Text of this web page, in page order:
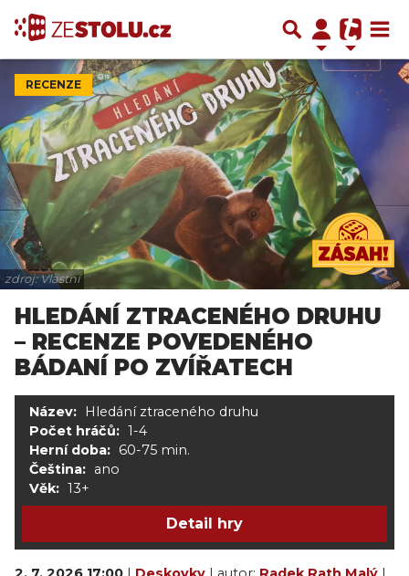
RECENZE
zdroj: Vlastní
HLEDÁNÍ ZTRACENÉHO DRUHU
– RECENZE POVEDENÉHO
BÁDANÍ PO ZVÍŘATECH
Název:
Hledání ztraceného druhu
Počet hráčů: 1-4
Herní doba: 60-75 min.
Čeština: ano
Věk: 13+
Detail hry